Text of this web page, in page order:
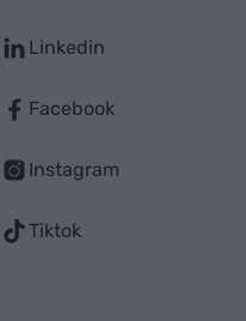
Linkedin
Facebook
Instagram
Tiktok